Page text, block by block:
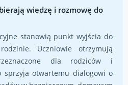
wiedzę i rozmowę do
stanowią punkt wyjścia do
Uczniowie otrzymują
dla rodziców i
sprzyja otwartemu dialogowi o